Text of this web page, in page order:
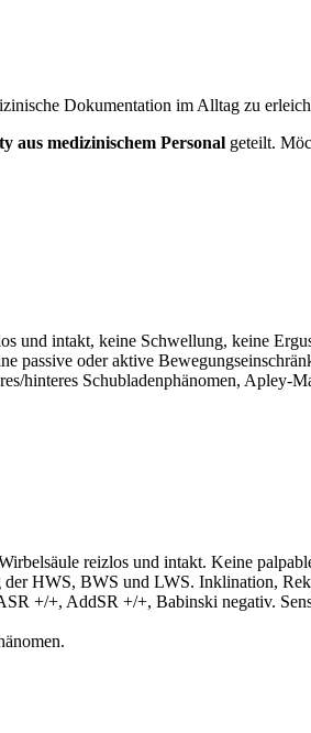
Dokumentation im Alltag zu
aus medizinischem Personal geteilt.
und intakt, keine Schwellung, keine
passive oder aktive
hinteres Schubladenphänomen,
reizlos und intakt. Keine
der HWS, BWS und LWS. Inklination,
+/+, AddSR +/+, Babinski negativ.